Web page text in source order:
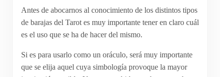
Antes de abocarnos al conocimiento de los distintos tipos
de barajas del Tarot es muy importante tener en claro cuál
es el uso que se ha de hacer del mismo.
Si es para usarlo como un oráculo, será muy importante
que se elija aquel cuya simbología provoque la mayor